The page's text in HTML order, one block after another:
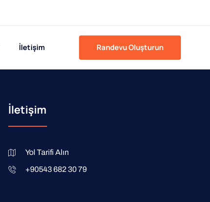
İletişim Randevu Oluşturun
İletişim
Yol Tarifi Alın
+90543 682 30 79